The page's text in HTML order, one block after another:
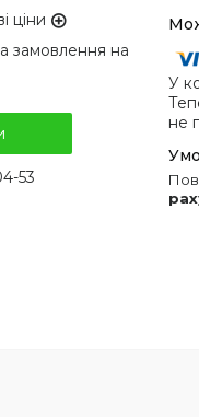
ціни
замовлення на
53
У
не